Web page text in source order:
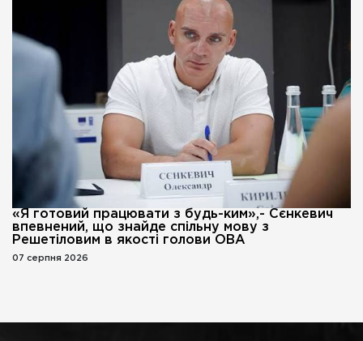
«Я готовий працювати з будь-ким»,- Сєнкевич
впевнений, що знайде спільну мову з
Решетіловим в якості голови ОВА
07 серпня 2026